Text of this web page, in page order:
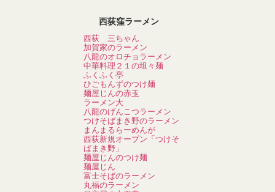
西荻窪ラーメン
西荻 三ちゃん
加賀家のラーメン
八龍のオロチョラーメン
中華料理２１の坦々麺
ふくふく亭
ひごもんずのつけ麺
麺屋じんの赤玉
ラーメン大
八龍のげんこつラーメン
つけそばまき野のラーメン
まんまるらーめんが
西荻新規オープン「つけそ
ばまき野」
麺屋じんのつけ麺
麺屋じん
富士そばのラーメン
丸福のラーメン